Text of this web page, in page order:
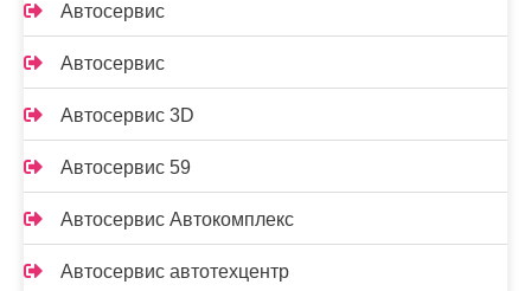
Автосервис
Автосервис
Автосервис 3D
Автосервис 59
Автосервис Автокомплекс
Автосервис автотехцентр